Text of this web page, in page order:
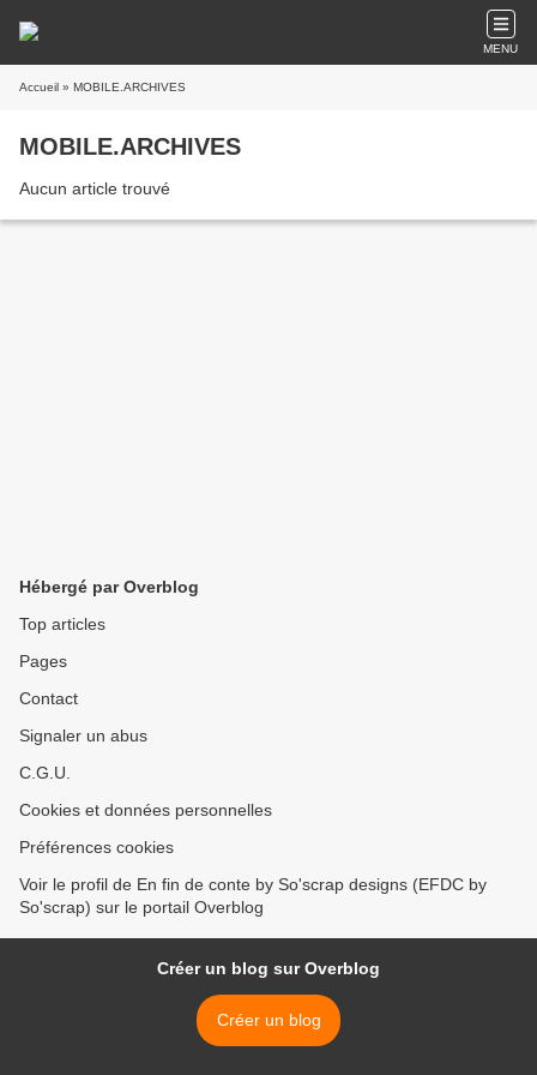
MENU
Accueil » MOBILE.ARCHIVES
MOBILE.ARCHIVES
Aucun article trouvé
Hébergé par Overblog
Top articles
Pages
Contact
Signaler un abus
C.G.U.
Cookies et données personnelles
Préférences cookies
Voir le profil de En fin de conte by So'scrap designs (EFDC by
So'scrap) sur le portail Overblog
Créer un blog sur Overblog
Créer un blog